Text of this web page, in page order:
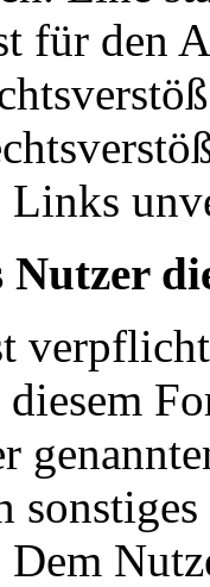
für den
Links